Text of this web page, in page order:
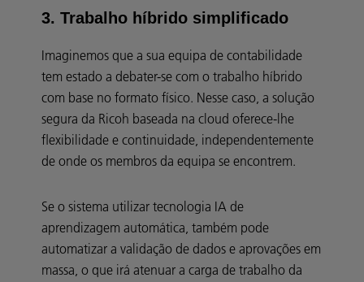
3. Trabalho híbrido simplificado
Imaginemos que a sua equipa de contabilidade
tem estado a debater-se com o trabalho híbrido
com base no formato físico. Nesse caso, a solução
segura da Ricoh baseada na cloud oferece-lhe
flexibilidade e continuidade, independentemente
de onde os membros da equipa se encontrem.
Se o sistema utilizar tecnologia IA de
aprendizagem automática, também pode
automatizar a validação de dados e aprovações em
massa, o que irá atenuar a carga de trabalho da